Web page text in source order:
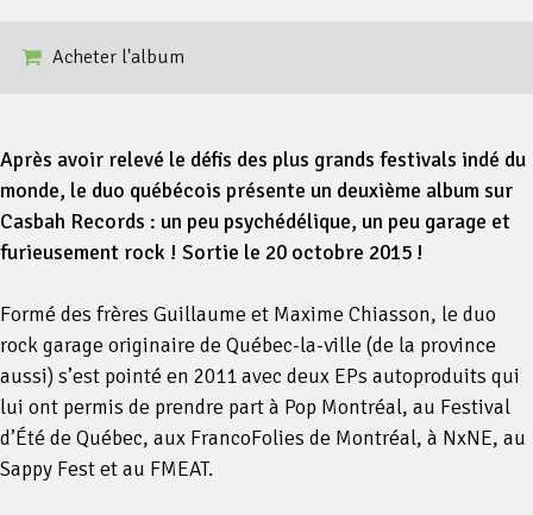
Acheter l'album
Après avoir relevé le défis des plus grands festivals indé du
monde, le duo québécois présente un deuxième album sur
Casbah Records : un peu psychédélique, un peu garage et
furieusement rock ! Sortie le 20 octobre 2015 !
Formé des frères Guillaume et Maxime Chiasson, le duo
rock garage originaire de Québec-la-ville (de la province
aussi) s’est pointé en 2011 avec deux EPs autoproduits qui
lui ont permis de prendre part à Pop Montréal, au Festival
d’Été de Québec, aux FrancoFolies de Montréal, à NxNE, au
Sappy Fest et au FMEAT.